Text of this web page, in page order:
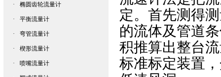
· 椭圆齿轮流量计
· 平衡流量计
· 弯管流量计
· 楔形流量计
· 喷嘴流量计
定。首先测得
的流体及管道
积推算出整台
标准标定装置